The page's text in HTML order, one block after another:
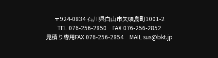
〒924-0834 石川県白山市矢頃島町1001-2
TEL 076-256-2850
FAX 076-256-2852
見積り専用FAX 076-256-2854
MAIL sus@bkt.jp